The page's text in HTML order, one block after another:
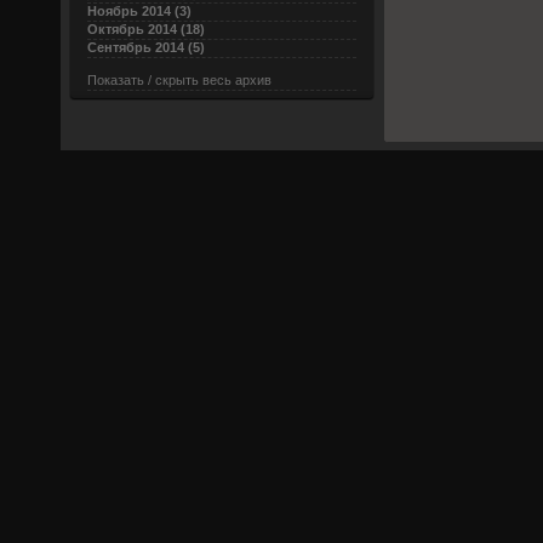
Ноябрь 2014 (3)
Октябрь 2014 (18)
Сентябрь 2014 (5)
Показать / скрыть весь архив